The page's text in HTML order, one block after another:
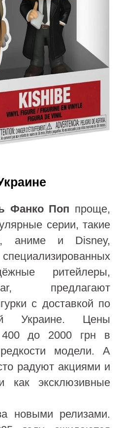
Фанко Поп проще,
серии, такие
аниме и Disney,
ритейлеры,
предлагают
с доставкой по
Украине. Цены
400 до 2000 грн в
модели. А
радуют акциями и
как эксклюзивные
новыми релизами.